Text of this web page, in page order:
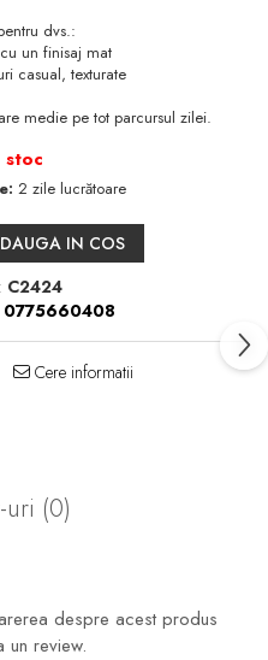
dvs.:
un finisaj mat
casual, texturate
medie pe tot parcursul zilei.
stoc
2 zile lucrătoare
IN COS
C2424
0775660408
Cere informatii
uri (0)
despre acest produs
un review.